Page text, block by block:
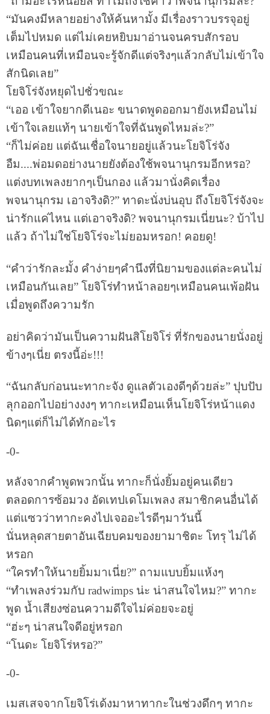
“มันคงมีหลายอย่างให้ค้นหามั้ง มีเรื่องราวบรรจุอยู่
เต็มไปหมด แต่ไม่เคยหยิบมาอ่านจนครบสักรอบ
เหมือนคนที่เหมือนจะรู้จักดีแต่จริงๆแล้วกลับไม่เข้าใจ
สักนิดเลย”
โยจิโร่จังหยุดไปชั่วขณะ
“เออ เข้าใจยากดีเนอะ ขนาดพูดออกมายังเหมือนไม่
เข้าใจเลยแท้ๆ นายเข้าใจที่ฉันพูดไหมล่ะ?”
“ก็ไม่ค่อย แต่ฉันเชื่อใจนายอยู่แล้วนะโยจิโร่จัง
อืม....พ่อมดอย่างนายยังต้องใช้พจนานุกรมอีกหรอ?
แต่งบทเพลงยากๆเป็นกอง แล้วมานั่งคิดเรื่อง
พจนานุกรม เอาจริงดิ?” ทาดะนั่งบ่นอุบ ถึงโยจิโร่จังจะ
น่ารักแค่ไหน แต่เอาจริงดิ? พจนานุกรมเนี่ยนะ? บ้าไป
แล้ว ถ้าไม่ใช่โยจิโร่จะไม่ยอมหรอก! คอยดู!
“คำว่ารักละมั้ง คำง่ายๆคำนึงที่นิยามของแต่ละคนไม่
เหมือนกันเลย” โยจิโร่ทำหน้าลอยๆเหมือนคนเพ้อฝัน
เมื่อพูดถึงความรัก
อย่าคิดว่ามันเป็นความฝันสิโยจิโร่ ที่รักของนายนั่งอยู่
ข้างๆเนี่ย ตรงนี้อ่ะ!!!
“ฉันกลับก่อนนะทากะจัง ดูแลตัวเองดีๆด้วยล่ะ” ปุบปับ
ลุกออกไปอย่างงงๆ ทากะเหมือนเห็นโยจิโร่หน้าแดง
นิดๆแต่ก็ไม่ได้ทักอะไร
-0-
หลังจากคำพูดพวกนั้น ทากะก็นั่งยิ้มอยู่คนเดียว
ตลอดการซ้อมวง อัดเทปเดโมเพลง สมาชิกคนอื่นได้
แต่แซวว่าทากะคงไปเจออะไรดีๆมาวันนี้
นั่นหลุดสายตาอันเฉียบคมของยามาชิตะ โทรุ ไม่ได้
หรอก
“ใครทำให้นายยิ้มมาเนี่ย?” ถามแบบยิ้มแห้งๆ
“ทำเพลงร่วมกับ radwimps น่ะ น่าสนใจไหม?” ทากะ
พูด น้ำเสียงซ่อนความดีใจไม่ค่อยจะอยู่
“ฮ่ะๆ น่าสนใจดีอยู่หรอก
“โนดะ โยจิโร่หรอ?”
-0-
เมสเสจจากโยจิโร่เด้งมาหาทากะในช่วงดึกๆ ทากะ